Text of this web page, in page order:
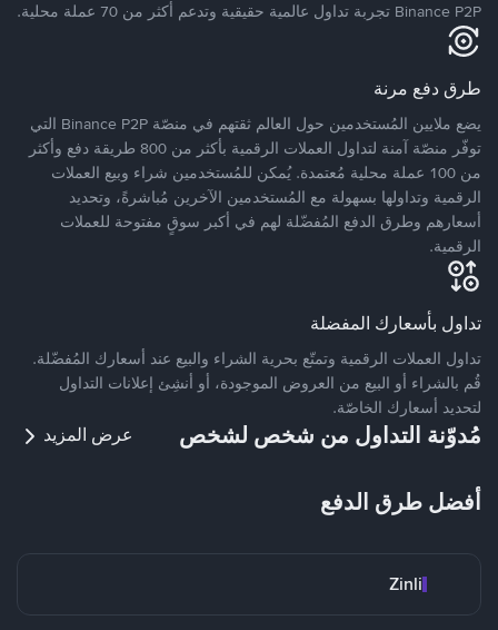
Binance P2P تجربة تداول عالمية حقيقية وتدعم أكثر من 70 عملة محلية.
طرق دفع مرنة
يضع ملايين المُستخدمين حول العالم ثقتهم في منصّة Binance P2P التي
توفّر منصّة آمنة لتداول العملات الرقمية بأكثر من 800 طريقة دفع وأكثر
من 100 عملة محلية مُعتمدة. يُمكن للمُستخدمين شراء وبيع العملات
الرقمية وتداولها بسهولة مع المُستخدمين الآخرين مُباشرةً، وتحديد
أسعارهم وطرق الدفع المُفضّلة لهم في أكبر سوقٍ مفتوحة للعملات
الرقمية.
تداول بأسعارك المفضلة
تداول العملات الرقمية وتمتّع بحرية الشراء والبيع عند أسعارك المُفضّلة.
قُم بالشراء أو البيع من العروض الموجودة، أو أنشِئ إعلانات التداول
لتحديد أسعارك الخاصّة.
مُدوّنة التداول من شخص لشخص عرض المزيد
أفضل طرق الدفع
Zinli